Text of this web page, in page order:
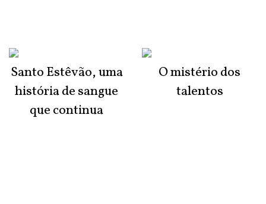
Santo Estêvão, uma
história de sangue
que continua
O mistério dos
talentos